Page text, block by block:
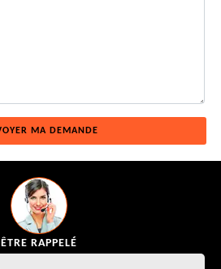
ÊTRE RAPPELÉ